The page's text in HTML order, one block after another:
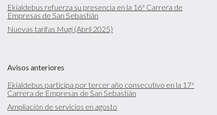
Ekialdebus refuerza su presencia en la 16ª Carrera de
Empresas de San Sebastián
Nuevas tarifas Mugi (Abril 2025)
Avisos anteriores
Ekialdebus participa por tercer año consecutivo en la 17ª
Carrera de Empresas de San Sebastián
Ampliación de servicios en agosto